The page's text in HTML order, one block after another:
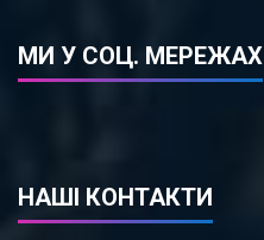
МИ У СОЦ. МЕРЕЖАХ
НАШІ КОНТАКТИ